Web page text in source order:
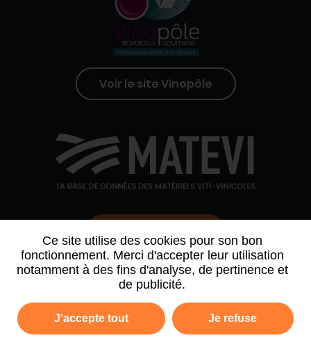
Ce site utilise des cookies pour son bon
fonctionnement. Merci d'accepter leur utilisation
notamment à des fins d'analyse, de pertinence et
de publicité.
J'accepte tout Je refuse
Voir le site Vinopôle
QUI SOMMES-NOUS AGENDA
ARCHIVE NEWSLETTER